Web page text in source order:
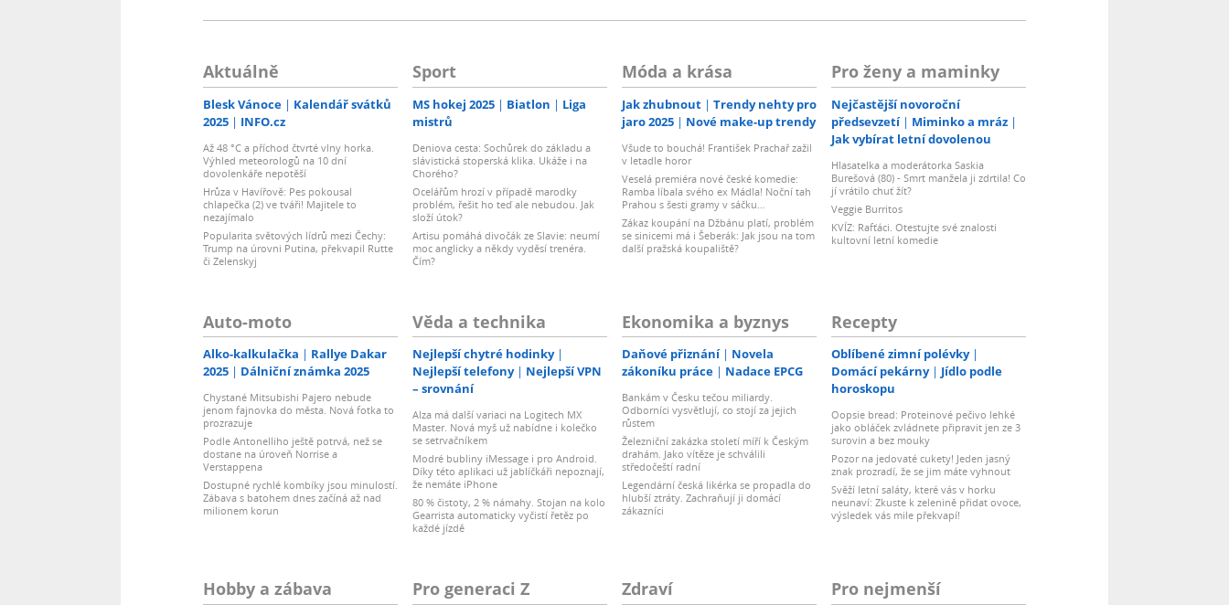
Aktuálně
Blesk Vánoce
Kalendář svátků
2025
INFO.cz
Až 48 °C a příchod čtvrté vlny horka.
Výhled meteorologů na 10 dní
dovolenkáře nepotěší
Hrůza v Havířově: Pes pokousal
chlapečka (2) ve tváři! Majitele to
nezajímalo
Popularita světových lídrů mezi Čechy:
Trump na úrovni Putina, překvapil Rutte
či Zelenskyj
Sport
MS hokej 2025 Biatlon
Liga
mistrů
Deniova cesta: Sochůrek do základu a
slávistická stoperská klika. Ukáže i na
Chorého?
Ocelářům hrozí v případě marodky
problém, řešit ho teď ale nebudou. Jak
složí útok?
Artisu pomáhá divočák ze Slavie: neumí
moc anglicky a někdy vyděsí trenéra.
Čím?
Móda a krása
Jak zhubnout
Trendy nehty pro
jaro 2025
Nové make-up trendy
Všude to bouchá! František Prachař zažil
v letadle horor
Veselá premiéra nové české komedie:
Ramba líbala svého ex Mádla! Noční tah
Prahou s šesti gramy v sáčku…
Zákaz koupání na Džbánu platí, problém
se sinicemi má i Šeberák: Jak jsou na tom
další pražská koupaliště?
Pro ženy a maminky
Nejčastější novoroční
předsevzetí
Miminko a mráz
Jak vybírat letní dovolenou
Hlasatelka a moderátorka Saskia
Burešová (80) - Smrt manžela ji zdrtila! Co
jí vrátilo chuť žít?
Veggie Burritos
KVÍZ: Rafťáci. Otestujte své znalosti
kultovní letní komedie
Auto-moto
Alko-kalkulačka
Rallye Dakar
2025
Dálniční známka 2025
Chystané Mitsubishi Pajero nebude
jenom fajnovka do města. Nová fotka to
prozrazuje
Podle Antonelliho ještě potrvá, než se
dostane na úroveň Norrise a
Verstappena
Dostupné rychlé kombíky jsou minulostí.
Zábava s batohem dnes začíná až nad
milionem korun
Věda a technika
Nejlepší chytré hodinky
Nejlepší telefony
Nejlepší VPN
– srovnání
Alza má další variaci na Logitech MX
Master. Nová myš už nabídne i kolečko
se setrvačníkem
Modré bubliny iMessage i pro Android.
Díky této aplikaci už jablíčkáři nepoznají,
že nemáte iPhone
80 % čistoty, 2 % námahy. Stojan na kolo
Gearrista automaticky vyčistí řetěz po
každé jízdě
Ekonomika a byznys
Daňové přiznání
Novela
zákoníku práce
Nadace EPCG
Bankám v Česku tečou miliardy.
Odborníci vysvětlují, co stojí za jejich
růstem
Železniční zakázka století míří k Českým
drahám. Jako vítěze je schválili
středočeští radní
Legendární česká likérka se propadla do
hlubší ztráty. Zachraňují ji domácí
zákazníci
Recepty
Oblíbené zimní polévky
Domácí pekárny
Jídlo podle
horoskopu
Oopsie bread: Proteinové pečivo lehké
jako obláček zvládnete připravit jen ze 3
surovin a bez mouky
Pozor na jedovaté cukety! Jeden jasný
znak prozradí, že se jim máte vyhnout
Svěží letní saláty, které vás v horku
neunaví: Zkuste k zelenině přidat ovoce,
výsledek vás mile překvapí!
Hobby a zábava Pro generaci Z Zdraví Pro nejmenší